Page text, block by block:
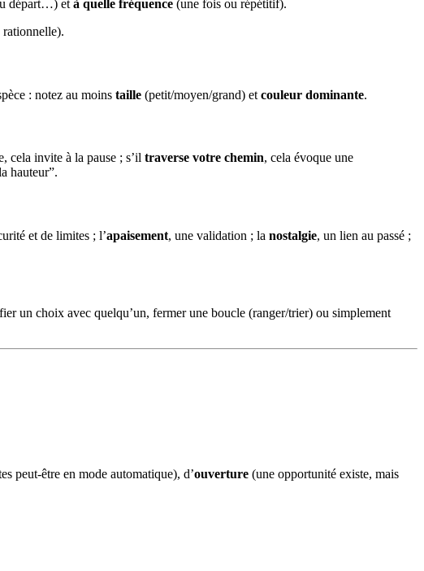
départ…) et à quelle fréquence (une fois ou répétitif).
rationnelle).
: notez au moins taille (petit/moyen/grand) et couleur dominante.
cela invite à la pause ; s’il traverse votre chemin, cela évoque une
hauteur”.
et de limites ; l’apaisement, une validation ; la nostalgie, un lien au passé ;
un choix avec quelqu’un, fermer une boucle (ranger/trier) ou simplement
peut‑être en mode automatique), d’ouverture (une opportunité existe, mais